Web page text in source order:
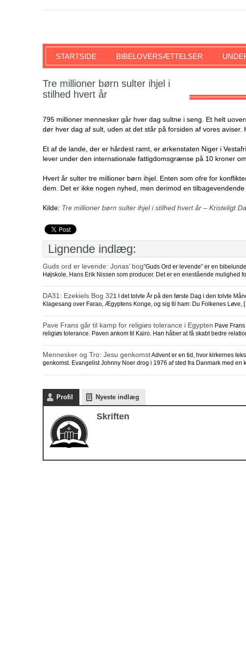
SKRIFTEN
STARTSIDE BIBELOVERSÆTTELSER
Tre millioner børn sulter ihjel i
stilhed hvert år
795 millioner mennesker går hver dag sultne i seng. Et helt
dør hver dag af sult, uden at det står på forsiden af vores aviser.
Et af de lande, der er hårdest ramt, er ørkenstaten Niger i
lever under den internationale fattigdomsgrænse på 10 kroner
Hvert år sulter tre millioner børn ihjel. Enten som ofre for
dem. Det er ikke nogen nyhed, men derimod en
Kilde: Tre millioner børn sulter ihjel i stilhed hvert år – Kristeligt
Lignende indlæg:
Guds ord er levende: Jonas’ bog”Guds Ord er levende” er en
Højskole, Hans Erik Nissen som producer. Det er en enestående mulighed
DA31: Ezekiels Bog 321 I det tolvte År på den første Dag i den tolvte
Klagesang over Farao, Ægyptens Konge, og sig til ham: Du Folkenes Løve,
Pave Frans går til kamp for religiøs tolerance i Egypten Pave
religiøs tolerance. Paven ankom til Kairo. Han håber at få skabt bedre
Mennesker og Tro: Jesu genkomstAdvent er en tid, hvor kirkernes
genkomst. Evangelist Johnny Noer drog i 1976 af sted fra Danmark med en
Profil Nyeste indlæg
Skriften